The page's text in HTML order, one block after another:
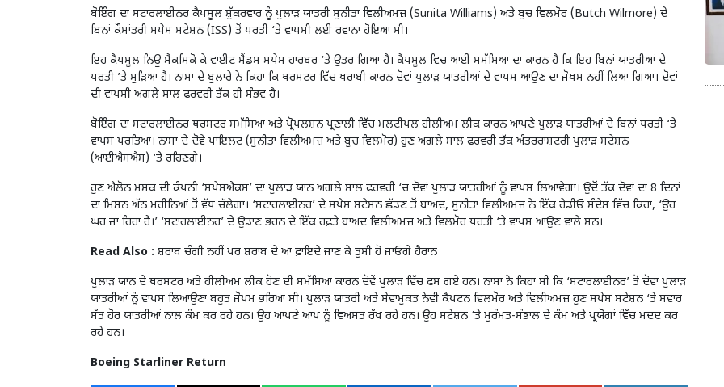
ਬੋਇੰਗ ਦਾ ਸਟਾਰਲਾਈਨਰ ਕੈਪਸੂਲ ਸ਼ੁੱਕਰਵਾਰ ਨੂੰ ਪੁਲਾੜ ਯਾਤਰੀ ਸੁਨੀਤਾ ਵਿਲੀਅਮਜ਼ (Sunita Williams) ਅਤੇ ਬੁਚ ਵਿਲਮੋਰ (Butch Wilmore) ਦੇ
ਬਿਨਾਂ ਕੌਮਾਂਤਰੀ ਸਪੇਸ ਸਟੇਸ਼ਨ (ISS) ਤੋਂ ਧਰਤੀ ‘ਤੇ ਵਾਪਸੀ ਲਈ ਰਵਾਨਾ ਹੋਇਆ ਸੀ।
ਇਹ ਕੈਪਸੂਲ ਨਿਊ ਮੈਕਸਿਕੋ ਕੇ ਵਾਈਟ ਸੈਂਡਸ ਸਪੇਸ ਹਾਰਬਰ ‘ਤੇ ਉਤਰ ਗਿਆ ਹੈ। ਕੈਪਸੂਲ ਵਿਚ ਆਈ ਸਮੱਸਿਆ ਦਾ ਕਾਰਨ ਹੈ ਕਿ ਇਹ ਬਿਨਾਂ ਯਾਤਰੀਆਂ ਦੇ
ਧਰਤੀ ’ਤੇ ਮੁੜਿਆ ਹੈ। ਨਾਸਾ ਦੇ ਬੁਲਾਰੇ ਨੇ ਕਿਹਾ ਕਿ ਥਰਸਟਰ ਵਿੱਚ ਖਰਾਬੀ ਕਾਰਨ ਦੋਵਾਂ ਪੁਲਾੜ ਯਾਤਰੀਆਂ ਦੇ ਵਾਪਸ ਆਉਣ ਦਾ ਜੋਖਮ ਨਹੀਂ ਲਿਆ ਗਿਆ। ਦੋਵਾਂ
ਦੀ ਵਾਪਸੀ ਅਗਲੇ ਸਾਲ ਫਰਵਰੀ ਤੱਕ ਹੀ ਸੰਭਵ ਹੈ।
ਬੋਇੰਗ ਦਾ ਸਟਾਰਲਾਈਨਰ ਥਰਸਟਰ ਸਮੱਸਿਆ ਅਤੇ ਪ੍ਰੋਪਲਸ਼ਨ ਪ੍ਰਣਾਲੀ ਵਿੱਚ ਮਲਟੀਪਲ ਹੀਲੀਅਮ ਲੀਕ ਕਾਰਨ ਆਪਣੇ ਪੁਲਾੜ ਯਾਤਰੀਆਂ ਦੇ ਬਿਨਾਂ ਧਰਤੀ ‘ਤੇ
ਵਾਪਸ ਪਰਤਿਆ। ਨਾਸਾ ਦੇ ਦੋਵੇਂ ਪਾਇਲਟ (ਸੁਨੀਤਾ ਵਿਲੀਅਮਜ਼ ਅਤੇ ਬੁਚ ਵਿਲਮੋਰ) ਹੁਣ ਅਗਲੇ ਸਾਲ ਫਰਵਰੀ ਤੱਕ ਅੰਤਰਰਾਸ਼ਟਰੀ ਪੁਲਾੜ ਸਟੇਸ਼ਨ
(ਆਈਐਸਐਸ) ‘ਤੇ ਰਹਿਣਗੇ।
ਹੁਣ ਐਲੋਨ ਮਸਕ ਦੀ ਕੰਪਨੀ ‘ਸਪੇਸਐਕਸ’ ਦਾ ਪੁਲਾੜ ਯਾਨ ਅਗਲੇ ਸਾਲ ਫਰਵਰੀ ‘ਚ ਦੋਵਾਂ ਪੁਲਾੜ ਯਾਤਰੀਆਂ ਨੂੰ ਵਾਪਸ ਲਿਆਵੇਗਾ। ਉਦੋਂ ਤੱਕ ਦੋਵਾਂ ਦਾ 8 ਦਿਨਾਂ
ਦਾ ਮਿਸ਼ਨ ਅੱਠ ਮਹੀਨਿਆਂ ਤੋਂ ਵੱਧ ਚੱਲੇਗਾ। ‘ਸਟਾਰਲਾਈਨਰ’ ਦੇ ਸਪੇਸ ਸਟੇਸ਼ਨ ਛੱਡਣ ਤੋਂ ਬਾਅਦ, ਸੁਨੀਤਾ ਵਿਲੀਅਮਜ਼ ਨੇ ਇੱਕ ਰੇਡੀਓ ਸੰਦੇਸ਼ ਵਿੱਚ ਕਿਹਾ, ‘ਉਹ
ਘਰ ਜਾ ਰਿਹਾ ਹੈ।’ ‘ਸਟਾਰਲਾਈਨਰ’ ਦੇ ਉਡਾਣ ਭਰਨ ਦੇ ਇੱਕ ਹਫ਼ਤੇ ਬਾਅਦ ਵਿਲੀਅਮਜ਼ ਅਤੇ ਵਿਲਮੋਰ ਧਰਤੀ ‘ਤੇ ਵਾਪਸ ਆਉਣ ਵਾਲੇ ਸਨ।
Read Also : ਸ਼ਰਾਬ ਚੰਗੀ ਨਹੀਂ ਪਰ ਸ਼ਰਾਬ ਦੇ ਆ ਫ਼ਾਇਦੇ ਜਾਣ ਕੇ ਤੁਸੀ ਹੋ ਜਾਓਗੇ ਹੈਰਾਨ
ਪੁਲਾੜ ਯਾਨ ਦੇ ਥਰਸਟਰ ਅਤੇ ਹੀਲੀਅਮ ਲੀਕ ਹੋਣ ਦੀ ਸਮੱਸਿਆ ਕਾਰਨ ਦੋਵੇਂ ਪੁਲਾੜ ਵਿੱਚ ਫਸ ਗਏ ਹਨ। ਨਾਸਾ ਨੇ ਕਿਹਾ ਸੀ ਕਿ ‘ਸਟਾਰਲਾਈਨਰ’ ਤੋਂ ਦੋਵਾਂ ਪੁਲਾੜ
ਯਾਤਰੀਆਂ ਨੂੰ ਵਾਪਸ ਲਿਆਉਣਾ ਬਹੁਤ ਜੋਖਮ ਭਰਿਆ ਸੀ। ਪੁਲਾੜ ਯਾਤਰੀ ਅਤੇ ਸੇਵਾਮੁਕਤ ਨੇਵੀ ਕੈਪਟਨ ਵਿਲਮੋਰ ਅਤੇ ਵਿਲੀਅਮਜ਼ ਹੁਣ ਸਪੇਸ ਸਟੇਸ਼ਨ ‘ਤੇ ਸਵਾਰ
ਸੱਤ ਹੋਰ ਯਾਤਰੀਆਂ ਨਾਲ ਕੰਮ ਕਰ ਰਹੇ ਹਨ। ਉਹ ਆਪਣੇ ਆਪ ਨੂੰ ਵਿਅਸਤ ਰੱਖ ਰਹੇ ਹਨ। ਉਹ ਸਟੇਸ਼ਨ ‘ਤੇ ਮੁਰੰਮਤ-ਸੰਭਾਲ ਦੇ ਕੰਮ ਅਤੇ ਪ੍ਰਯੋਗਾਂ ਵਿੱਚ ਮਦਦ ਕਰ
ਰਹੇ ਹਨ।
Boeing Starliner Return